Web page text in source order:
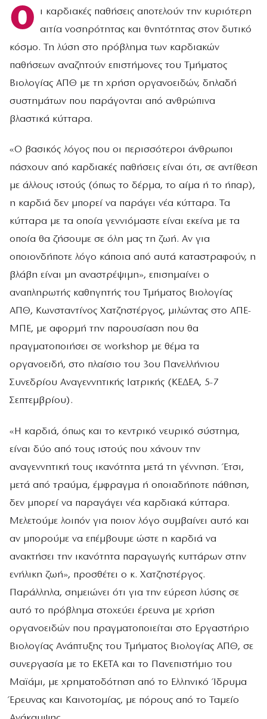
Ο
ι καρδιακές παθήσεις αποτελούν την κυριότερη
αιτία νοσηρότητας και θνητότητας στον δυτικό
κόσμο. Τη λύση στο πρόβλημα των καρδιακών
παθήσεων αναζητούν επιστήμονες του Τμήματος
Βιολογίας ΑΠΘ με τη χρήση οργανοειδών, δηλαδή
συστημάτων που παράγονται από ανθρώπινα
βλαστικά κύτταρα.
«Ο βασικός λόγος που οι περισσότεροι άνθρωποι
πάσχουν από καρδιακές παθήσεις είναι ότι, σε αντίθεση
με άλλους ιστούς (όπως το δέρμα, το αίμα ή το ήπαρ),
η καρδιά δεν μπορεί να παράγει νέα κύτταρα. Τα
κύτταρα με τα οποία γεννιόμαστε είναι εκείνα με τα
οποία θα ζήσουμε σε όλη μας τη ζωή. Αν για
οποιονδήποτε λόγο κάποια από αυτά καταστραφούν, η
βλάβη είναι μη αναστρέψιμη», επισημαίνει ο
αναπληρωτής καθηγητής του Τμήματος Βιολογίας
ΑΠΘ, Κωνσταντίνος Χατζηστέργος, μιλώντας στο ΑΠΕ-
ΜΠΕ, με αφορμή την παρουσίαση που θα
πραγματοποιήσει σε workshop με θέμα τα
οργανοειδή, στο πλαίσιο του 3ου Πανελλήνιου
Συνεδρίου Αναγεννητικής Ιατρικής (ΚΕΔΕΑ, 5-7
Σεπτεμβρίου).
«Η καρδιά, όπως και το κεντρικό νευρικό σύστημα,
είναι δύο από τους ιστούς που χάνουν την
αναγεννητική τους ικανότητα μετά τη γέννηση. Έτσι,
μετά από τραύμα, έμφραγμα ή οποιαδήποτε πάθηση,
δεν μπορεί να παραγάγει νέα καρδιακά κύτταρα.
Μελετούμε λοιπόν για ποιον λόγο συμβαίνει αυτό και
αν μπορούμε να επέμβουμε ώστε η καρδιά να
ανακτήσει την ικανότητα παραγωγής κυττάρων στην
ενήλικη ζωή», προσθέτει ο κ. Χατζηστέργος.
Παράλληλα, σημειώνει ότι για την εύρεση λύσης σε
αυτό το πρόβλημα στοχεύει έρευνα με χρήση
οργανοειδών που πραγματοποιείται στο Εργαστήριο
Βιολογίας Ανάπτυξης του Τμήματος Βιολογίας ΑΠΘ, σε
συνεργασία με το ΕΚΕΤΑ και το Πανεπιστήμιο του
Μαϊάμι, με χρηματοδότηση από το Ελληνικό Ίδρυμα
Έρευνας και Καινοτομίας, με πόρους από το Ταμείο